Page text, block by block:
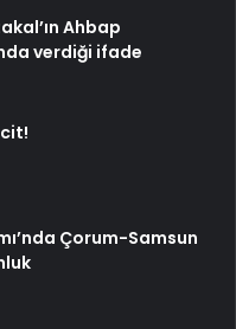
Ahbap
verdiği ifade
Çorum-Samsun